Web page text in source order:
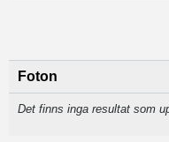
Foton
Det finns inga resultat som